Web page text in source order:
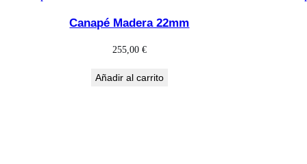
Canapé Madera 22mm
255,00 €
Añadir al carrito